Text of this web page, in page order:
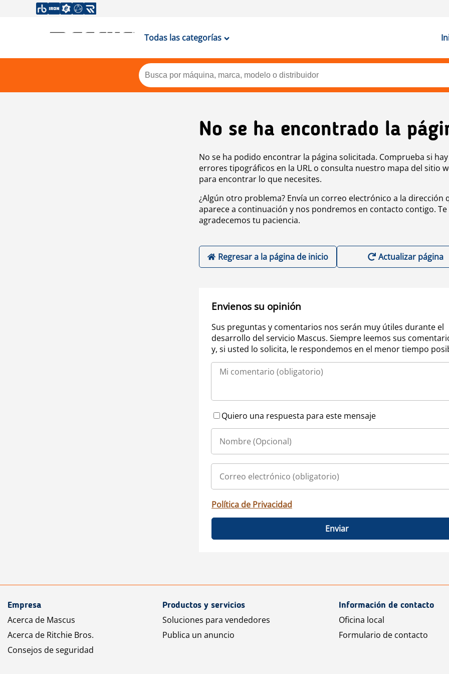
Todas las categorías
No se ha encontrado la
No se ha podido encontrar la página solicitada. Comprueba si hay
errores tipográficos en la URL o consulta nuestro mapa del sitio
para encontrar lo que necesites.
¿Algún otro problema? Envía un correo electrónico a la dirección
aparece a continuación y nos pondremos en contacto contigo. Te
agradecemos tu paciencia.
Regresar a la página de inicio Actualizar página
Envienos su opinión
Sus preguntas y comentarios nos serán muy útiles durante el
desarrollo del servicio Mascus. Siempre leemos sus
y, si usted lo solicita, le respondemos en el menor tiempo
Quiero una respuesta para este mensaje
Política de Privacidad
Enviar
Empresa
Acerca de Mascus
Acerca de Ritchie Bros.
Consejos de seguridad
Productos y servicios
Soluciones para vendedores
Publica un anuncio
Información de contacto
Oficina local
Formulario de contacto